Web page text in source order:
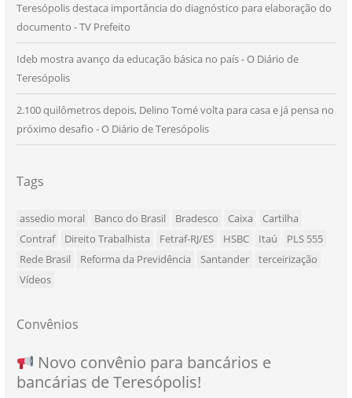
Teresópolis destaca importância do diagnóstico para elaboração do
documento - TV Prefeito
Ideb mostra avanço da educação básica no país - O Diário de
Teresópolis
2.100 quilômetros depois, Delino Tomé volta para casa e já pensa no
próximo desafio - O Diário de Teresópolis
Tags
assedio moral Banco do Brasil Bradesco Caixa
Cartilha
Contraf
Direito Trabalhista Fetraf-RJ/ES HSBC Itaú
PLS 555
Rede Brasil
Reforma da Previdência Santander
terceirização
Vídeos
Convênios
SEU NOVO BENEFÍCIO CHEGOU
Novo convênio para bancários e
bancárias de Teresópolis!
NOVO CONVÊNIO PARA VOCÊ, BANCÁRIO
E BANCÁRIA!
Convênio com a Rede de Ensino Técnico e
Centro de Qualificação Técnica